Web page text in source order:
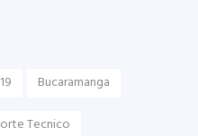
Bucaramanga
Tecnico